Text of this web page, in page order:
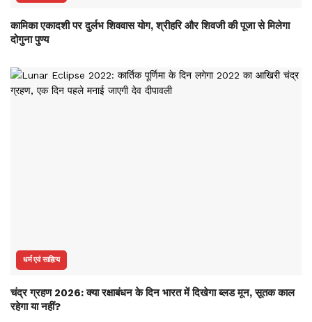
कामिका एकादशी पर दुर्लभ शिववास योग, श्रीहरि और शिवजी की पूजा से मिलेगा
दोगुना पुण्य
धर्म एवं साहित्य
चंद्र ग्रहण 2026: क्या रक्षाबंधन के दिन भारत में दिखेगा ब्लड मून, सूतक काल
रहेगा या नहीं?